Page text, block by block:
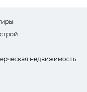
недвижимость